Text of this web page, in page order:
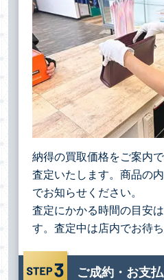
納得の買取価格をご案内
査定いたします。商品の
でお知らせください。
査定にかかる時間の目安
す。査定中は店内でお待ち
ご成約・お支